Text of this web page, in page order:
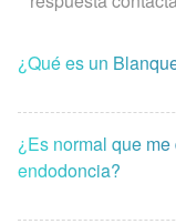
¿Qué es un
¿Es normal que
endodoncia?